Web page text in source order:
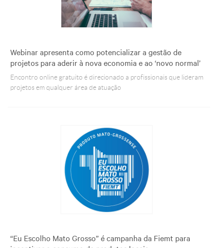
Webinar apresenta como potencializar a gestão de
projetos para aderir à nova economia e ao ‘novo normal’
Encontro online gratuito é direcionado a profissionais que lideram
projetos em qualquer área de atuação
“Eu Escolho Mato Grosso” é campanha da Fiemt para